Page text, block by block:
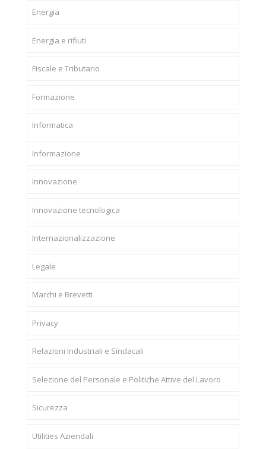
Energia
Energia e rifiuti
Fiscale e Tributario
Formazione
Informatica
Informazione
Innovazione
Innovazione tecnologica
Internazionalizzazione
Legale
Marchi e Brevetti
Privacy
Relazioni Industriali e Sindacali
Selezione del Personale e Politiche Attive del Lavoro
Sicurezza
Utilities Aziendali